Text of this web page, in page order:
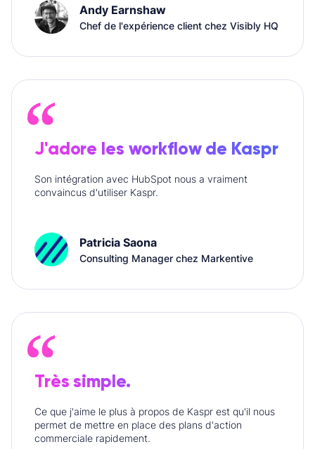
Andy Earnshaw
Chef de l'expérience client chez Visibly HQ
J'adore les workflow de Kaspr
Son intégration avec HubSpot nous a vraiment
convaincus d'utiliser Kaspr.
Patricia Saona
Consulting Manager chez Markentive
Très simple.
Ce que j'aime le plus à propos de Kaspr est qu'il nous
permet de mettre en place des plans d'action
commerciale rapidement.